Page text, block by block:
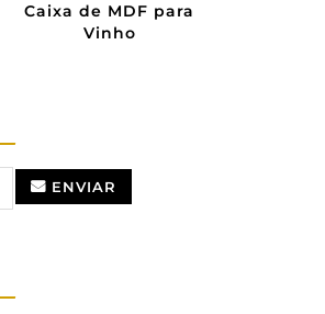
Caixa de MDF para
Vinho
ENVIAR